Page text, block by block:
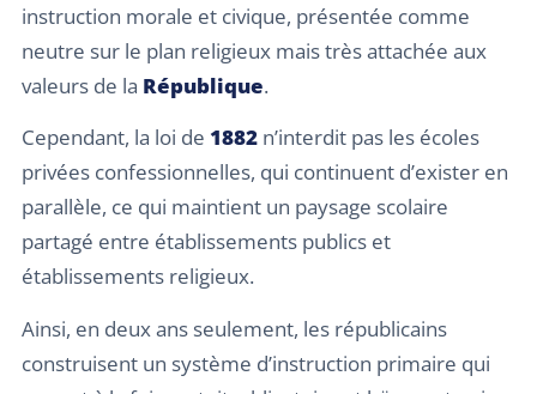
instruction morale et civique, présentée comme
neutre sur le plan religieux mais très attachée aux
valeurs de la République.
Cependant, la loi de 1882 n’interdit pas les écoles
privées confessionnelles, qui continuent d’exister en
parallèle, ce qui maintient un paysage scolaire
partagé entre établissements publics et
établissements religieux.
Ainsi, en deux ans seulement, les républicains
construisent un système d’instruction primaire qui